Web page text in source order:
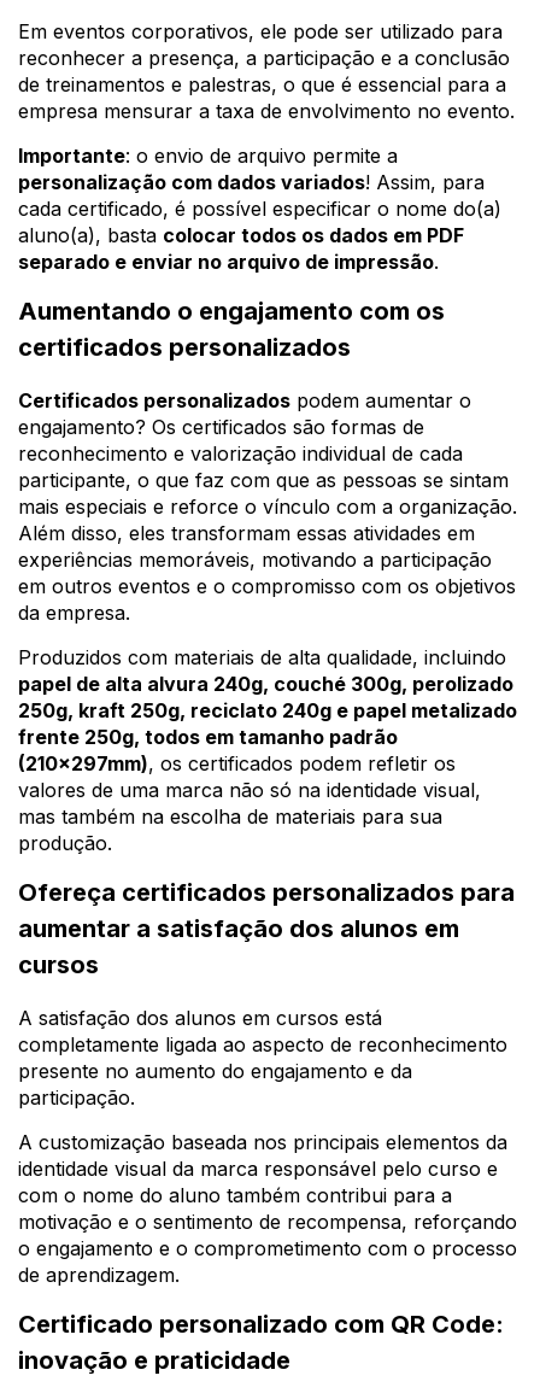
Em eventos corporativos, ele pode ser utilizado para
reconhecer a presença, a participação e a conclusão
de treinamentos e palestras, o que é essencial para a
empresa mensurar a taxa de envolvimento no evento.
Importante: o envio de arquivo permite a
personalização com dados variados! Assim, para
cada certificado, é possível especificar o nome do(a)
aluno(a), basta colocar todos os dados em PDF
separado e enviar no arquivo de impressão.
Aumentando o engajamento com os
certificados personalizados
Certificados personalizados podem aumentar o
engajamento? Os certificados são formas de
reconhecimento e valorização individual de cada
participante, o que faz com que as pessoas se sintam
mais especiais e reforce o vínculo com a organização.
Além disso, eles transformam essas atividades em
experiências memoráveis, motivando a participação
em outros eventos e o compromisso com os objetivos
da empresa.
Produzidos com materiais de alta qualidade, incluindo
papel de alta alvura 240g, couché 300g, perolizado
250g, kraft 250g, reciclato 240g e papel metalizado
frente 250g, todos em tamanho padrão
(210x297mm), os certificados podem refletir os
valores de uma marca não só na identidade visual,
mas também na escolha de materiais para sua
produção.
Ofereça certificados personalizados para
aumentar a satisfação dos alunos em
cursos
A satisfação dos alunos em cursos está
completamente ligada ao aspecto de reconhecimento
presente no aumento do engajamento e da
participação.
A customização baseada nos principais elementos da
identidade visual da marca responsável pelo curso e
com o nome do aluno também contribui para a
motivação e o sentimento de recompensa, reforçando
o engajamento e o comprometimento com o processo
de aprendizagem.
Certificado personalizado com QR Code:
inovação e praticidade